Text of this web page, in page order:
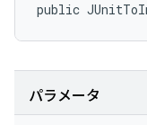
public
パラメータ